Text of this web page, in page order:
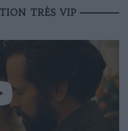
TRÈS VIP